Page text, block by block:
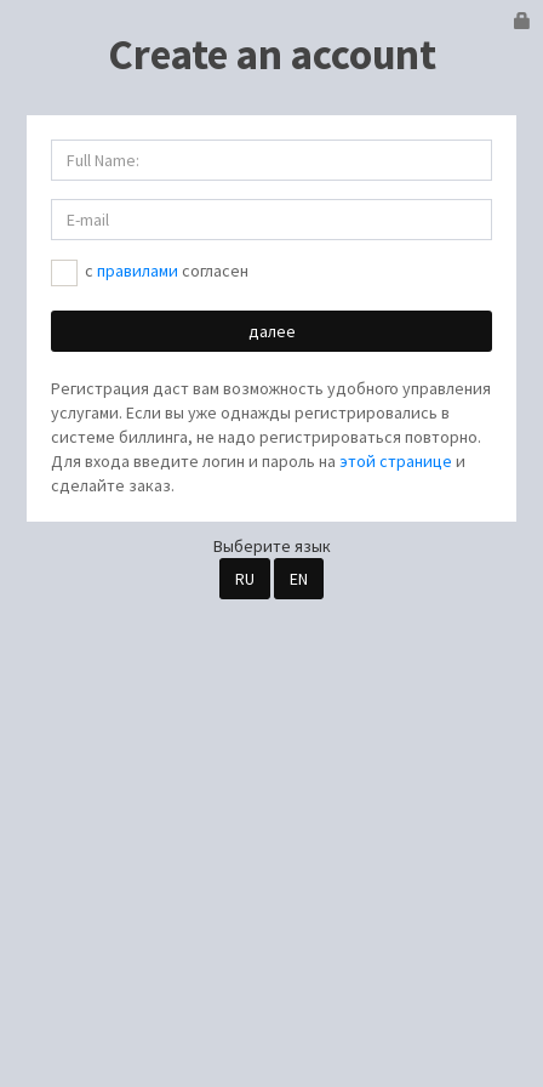
Create an account
cправилами согласен
Регистрация даст вам возможность удобного управления
услугами. Если вы уже однажды регистрировались в
системе биллинга, не надо регистрироваться повторно.
Для входа введите логин и пароль на этой странице и
сделайте заказ.
Выберите язык